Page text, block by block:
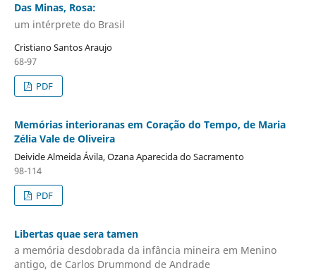
Das Minas, Rosa:
um intérprete do Brasil
Cristiano Santos Araujo
68-97
PDF
Memórias interioranas em Coração do Tempo, de Maria
Zélia Vale de Oliveira
Deivide Almeida Ávila, Ozana Aparecida do Sacramento
98-114
PDF
Libertas quae sera tamen
a memória desdobrada da infância mineira em Menino
antigo, de Carlos Drummond de Andrade